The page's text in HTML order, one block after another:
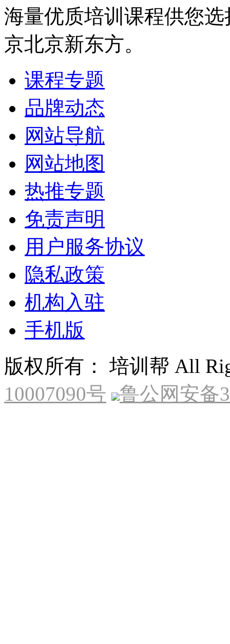
海量优质培训课程供您
京北京新东方。
课程专题
品牌动态
网站导航
网站地图
热推专题
免责声明
用户服务协议
隐私政策
机构入驻
手机版
版权所有： 培训帮 All
10007090号
鲁公网安备